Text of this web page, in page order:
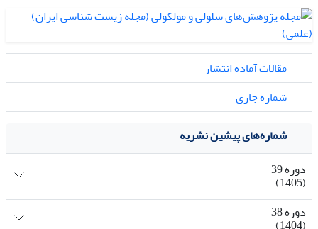
مقالات آماده انتشار
شماره جاری
شماره‌های پیشین نشریه
دوره 39
(1405)
دوره 38